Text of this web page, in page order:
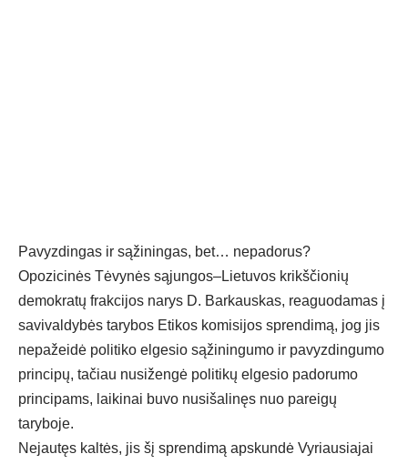
Pavyzdingas ir sąžiningas, bet… nepadorus?
Opozicinės Tėvynės sąjungos–Lietuvos krikščionių
demokratų frakcijos narys D. Barkauskas, reaguodamas į
savivaldybės tarybos Etikos komisijos sprendimą, jog jis
nepažeidė politiko elgesio sąžiningumo ir pavyzdingumo
principų, tačiau nusižengė politikų elgesio padorumo
principams, laikinai buvo nusišalinęs nuo pareigų
taryboje.
Nejautęs kaltės, jis šį sprendimą apskundė Vyriausiajai